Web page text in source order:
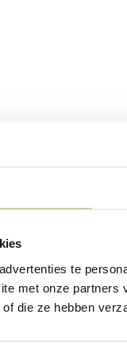
te
met onze
die ze hebben